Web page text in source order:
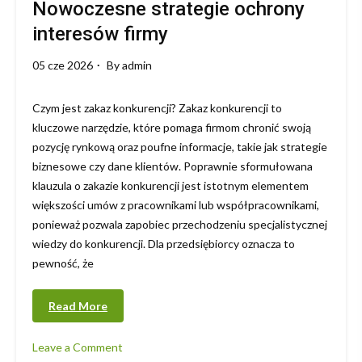
Nowoczesne strategie ochrony
interesów firmy
05 cze 2026 Byadmin
Czym jest zakaz konkurencji? Zakaz konkurencji to
kluczowe narzędzie, które pomaga firmom chronić swoją
pozycję rynkową oraz poufne informacje, takie jak strategie
biznesowe czy dane klientów. Poprawnie sformułowana
klauzula o zakazie konkurencji jest istotnym elementem
większości umów z pracownikami lub współpracownikami,
ponieważ pozwala zapobiec przechodzeniu specjalistycznej
wiedzy do konkurencji. Dla przedsiębiorcy oznacza to
pewność, że
Read More
Leave a Comment